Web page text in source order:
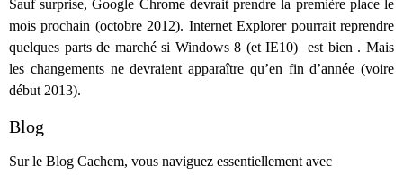
Sauf surprise, Google Chrome devrait prendre la première place le
mois prochain (octobre 2012). Internet Explorer pourrait reprendre
quelques parts de marché si Windows 8 (et IE10) est bien . Mais
les changements ne devraient apparaître qu’en fin d’année (voire
début 2013).
Blog
Sur le Blog Cachem, vous naviguez essentiellement avec